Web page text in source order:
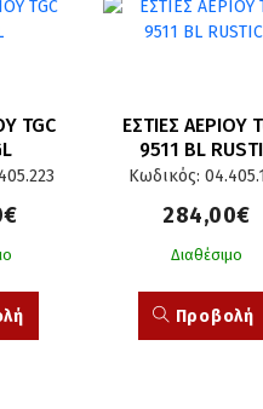
TGC
ΕΣΤΙΕΣ ΑΕΡΙΟΥ
9511 BL
Κωδικός:
284,00€
Διαθέσιμο
Προβολή